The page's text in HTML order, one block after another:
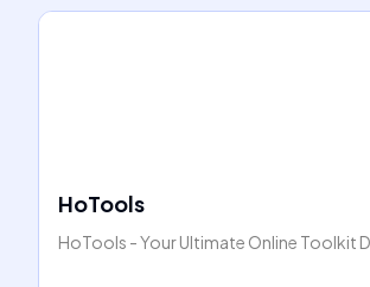
HoTools
HoTools - Your Ultimate Online Toolkit